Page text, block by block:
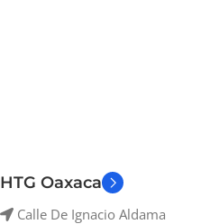
HTG Oaxaca
Calle De Ignacio Aldama